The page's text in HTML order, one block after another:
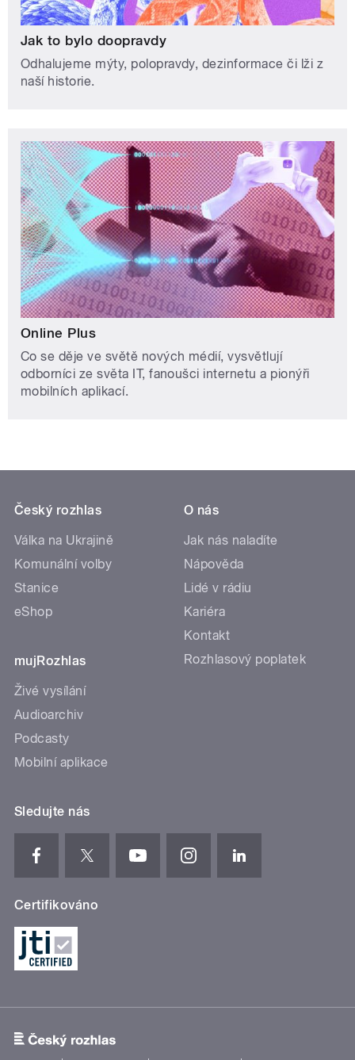
Jak to bylo doopravdy
Odhalujeme mýty, polopravdy, dezinformace či lži z
naší historie.
Online Plus
Co se děje ve světě nových médií, vysvětlují
odborníci ze světa IT, fanoušci internetu a pionýři
mobilních aplikací.
Český rozhlas
Válka na Ukrajině
Komunální volby
Stanice
eShop
mujRozhlas
Živé vysílání
Audioarchiv
Podcasty
Mobilní aplikace
O nás
Jak nás naladíte
Nápověda
Lidé v rádiu
Kariéra
Kontakt
Rozhlasový poplatek
Sledujte nás
Certifikováno